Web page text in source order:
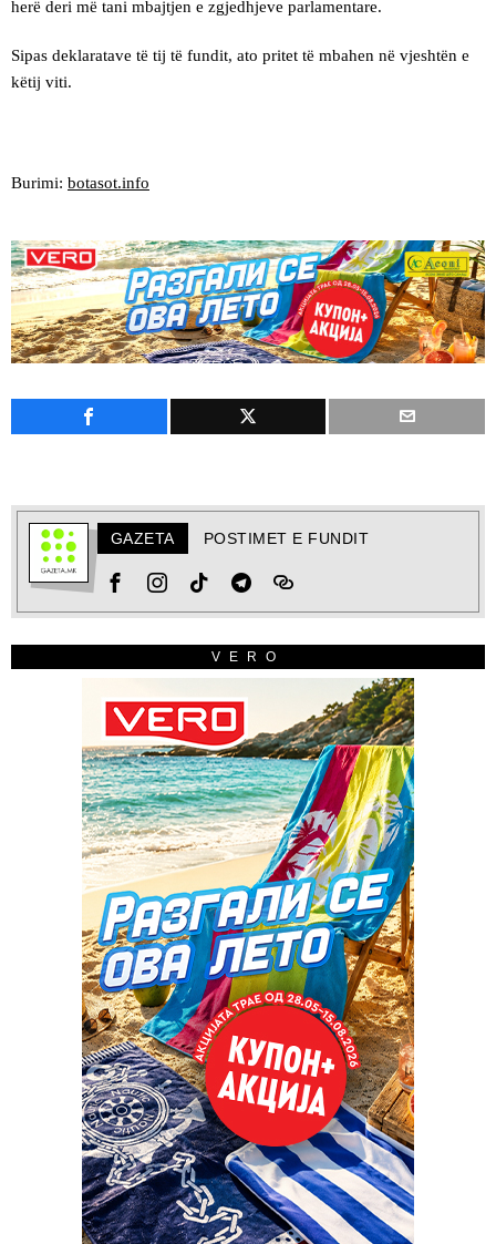
herë deri më tani mbajtjen e zgjedhjeve parlamentare.
Sipas deklaratave të tij të fundit, ato pritet të mbahen në vjeshtën e
këtij viti.
Burimi: botasot.info
GAZETA POSTIMET E FUNDIT
VERO